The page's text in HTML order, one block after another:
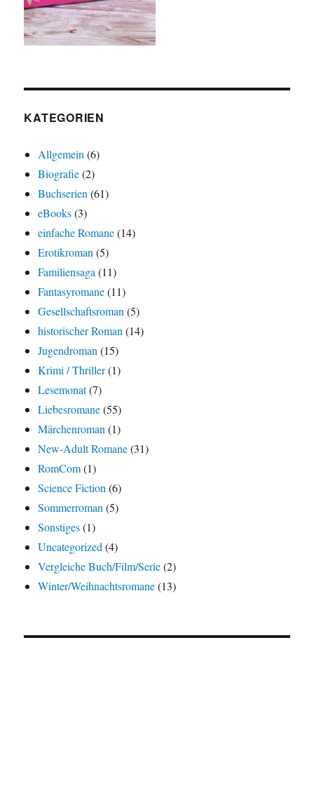
KATEGORIEN
Allgemein(6)
Biografie(2)
Buchserien(61)
eBooks(3)
einfache Romane(14)
Erotikroman(5)
Familiensaga(11)
Fantasyromane(11)
Gesellschaftsroman(5)
historischer Roman(14)
Jugendroman(15)
Krimi / Thriller(1)
Lesemonat(7)
Liebesromane(55)
Märchenroman(1)
New-Adult Romane(31)
RomCom(1)
Science Fiction(6)
Sommerroman(5)
Sonstiges(1)
Uncategorized(4)
Vergleiche Buch/Film/Serie(2)
Winter/Weihnachtsromane(13)